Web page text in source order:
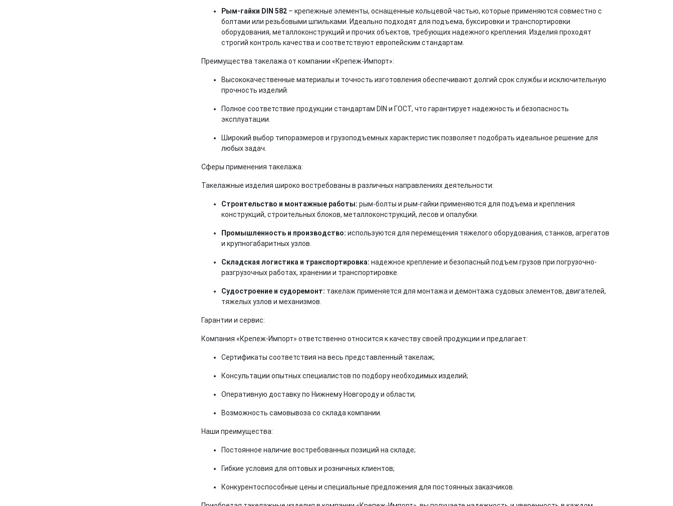
Рым-гайки DIN 582 – крепежные элементы, оснащенные кольцевой частью, которые применяются совместно с
болтами или резьбовыми шпильками. Идеально подходят для подъема, буксировки и транспортировки
оборудования, металлоконструкций и прочих объектов, требующих надежного крепления. Изделия проходят
строгий контроль качества и соответствуют европейским стандартам.
Преимущества такелажа от компании «Крепеж-Импорт»:
Высококачественные материалы и точность изготовления обеспечивают долгий срок службы и исключительную
прочность изделий.
Полное соответствие продукции стандартам DIN и ГОСТ, что гарантирует надежность и безопасность
эксплуатации.
Широкий выбор типоразмеров и грузоподъемных характеристик позволяет подобрать идеальное решение для
любых задач.
Сферы применения такелажа:
Такелажные изделия широко востребованы в различных направлениях деятельности:
Строительство и монтажные работы: рым-болты и рым-гайки применяются для подъема и крепления
конструкций, строительных блоков, металлоконструкций, лесов и опалубки.
Промышленность и производство: используются для перемещения тяжелого оборудования, станков, агрегатов
и крупногабаритных узлов.
Складская логистика и транспортировка: надежное крепление и безопасный подъем грузов при погрузочно-
разгрузочных работах, хранении и транспортировке.
Судостроение и судоремонт: такелаж применяется для монтажа и демонтажа судовых элементов, двигателей,
тяжелых узлов и механизмов.
Гарантии и сервис:
Компания «Крепеж-Импорт» ответственно относится к качеству своей продукции и предлагает:
Сертификаты соответствия на весь представленный такелаж;
Консультации опытных специалистов по подбору необходимых изделий;
Оперативную доставку по Нижнему Новгороду и области;
Возможность самовывоза со склада компании.
Наши преимущества:
Постоянное наличие востребованных позиций на складе;
Гибкие условия для оптовых и розничных клиентов;
Конкурентоспособные цены и специальные предложения для постоянных заказчиков.